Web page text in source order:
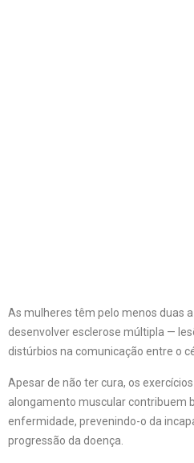
As mulheres têm pelo menos duas
desenvolver esclerose múltipla —
distúrbios na comunicação entre o
Apesar de não ter cura, os
alongamento muscular contribuem
enfermidade, prevenindo-o da
progressão da doença.